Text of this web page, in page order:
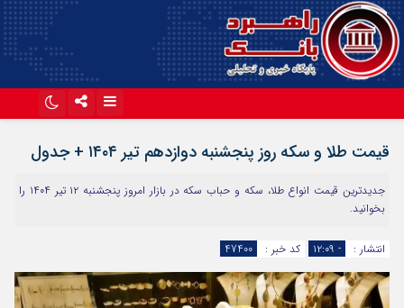
قیمت طلا و سکه روز پنجشنبه دوازدهم تیر ۱۴۰۴ + جدول
جدیدترین قیمت انواع طلا، سکه و حباب سکه در بازار امروز پنجشنبه ۱۲ تیر ۱۴۰۴ را
بخوانید.
انتشار : - ۱۲:۰۹ کد خبر : 47400